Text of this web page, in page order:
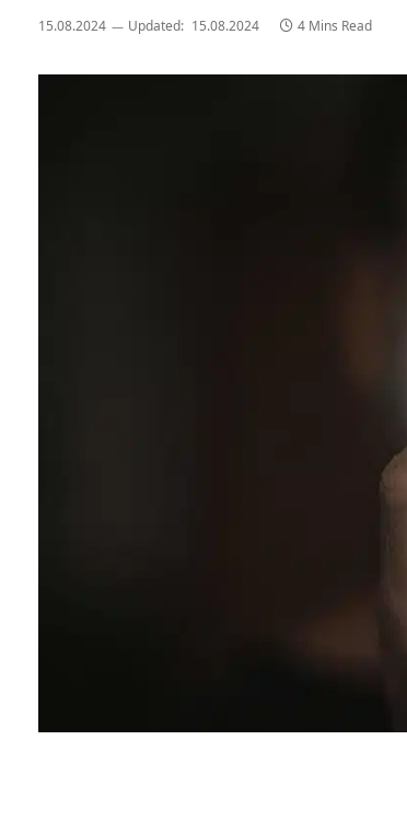
15.08.2024 Updated: 15.08.2024 4 Mins Read